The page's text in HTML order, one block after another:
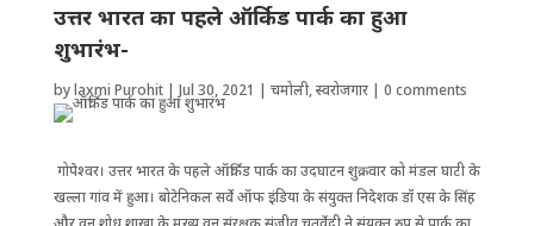
उत्तर भारत का पहले ऑर्किड पार्क का हुआ
शुभारंभ-
bylaxmi Purohit| Jul 30, 2021 | चमोली,स्वरोजगार| 0 comments
गोपेश्वर। उत्तर भारत के पहले ऑर्किड पार्क का उदघाटन शुक्रवार को मंडल घाटी के
खल्ला गांव में हुआ। बोटेनिकल सर्वे ऑफ इंडिया के संयुक्त निदेशक डॉ एस के सिंह